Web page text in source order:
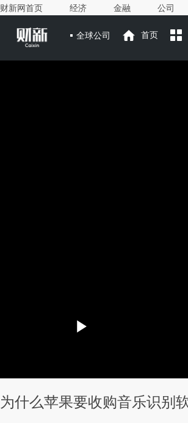
财新网首页 经济 金融 公司
全球公司 首页
为什么苹果要收购音乐识别